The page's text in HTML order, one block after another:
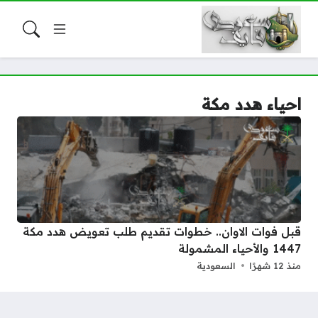
احياء هدد مكة
قبل فوات الاوان.. خطوات تقديم طلب تعويض هدد مكة
1447 والأحياء المشمولة
منذ 12 شهرًا السعودية